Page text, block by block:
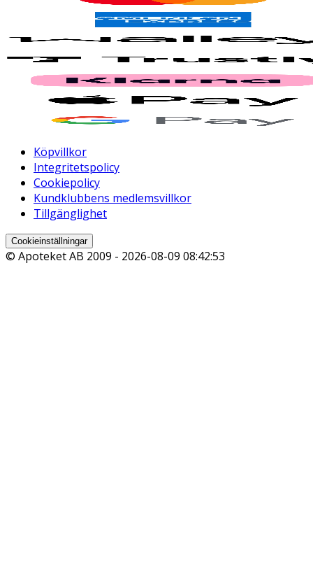
Köpvillkor
Integritetspolicy
Cookiepolicy
Kundklubbens medlemsvillkor
Tillgänglighet
Cookieinställningar
© Apoteket AB 2009 - 2026-08-09 08:42:53